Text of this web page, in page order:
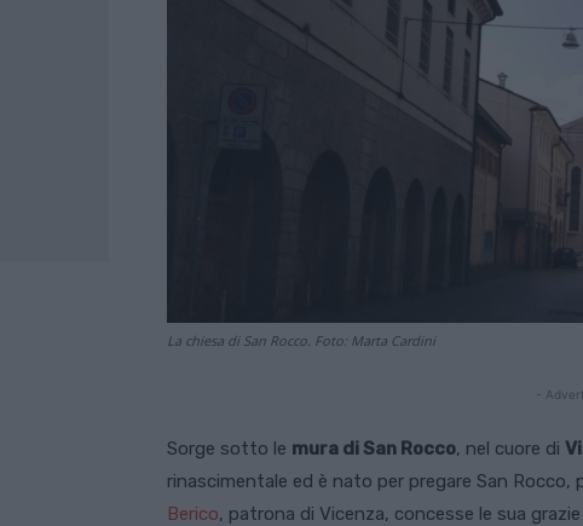
La chiesa di San Rocco. Foto: Marta Cardini
-
Sorge sotto le mura di San Rocco, nel cuore di
rinascimentale ed è nato per pregare San
Berico, patrona di Vicenza, concesse le sua